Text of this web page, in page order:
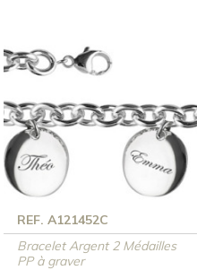
REF. A121452C
Bracelet Argent 2 Médailles
PP à graver